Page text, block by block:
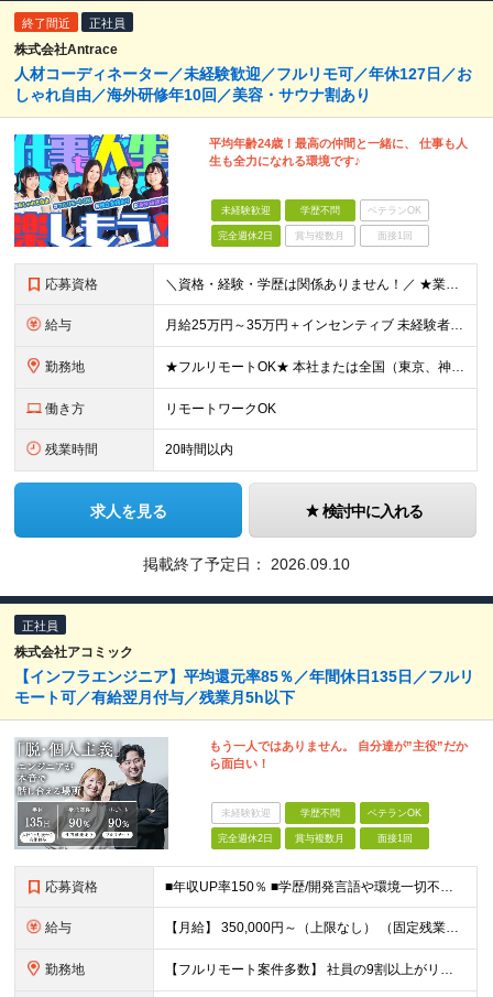
終了間近 正社員
株式会社Antrace
人材コーディネーター／未経験歓迎／フルリモ可／年休127日／お
しゃれ自由／海外研修年10回／美容・サウナ割あり
平均年齢24歳！最高の仲間と一緒に、 仕事も人
生も全力になれる環境です♪
未経験歓迎 学歴不問 ベテランOK
完全週休2日 賞与複数月 面接1回
応募資格 ＼資格・経験・学歴は関係ありません！／ ★業界・職種未経験歓迎！ ★第二新卒、既卒歓迎！ ★社会人未経験歓迎！ ―――――――――― こんな方におススメ！ ―――――――――― ◎ボードゲーム好き
給与 月給25万円～35万円＋インセンティブ 未経験者：月給25万円～＋インセンティブ 経験者：月給35万円～＋インセンティブ （※経験者は営業経験5年以上の方を想定） ※経験・スキルなどを考慮のうえ、
勤務地 ★フルリモートOK★ 本社または全国（東京、神奈川、千葉、埼玉、大阪）にあるオフィスの利用も可能です！ ＜本社住所＞ 東京都豊島区南池袋1-16-15リージャス5階 ＜大阪支社＞ 大阪府大阪市北区
働き方 リモートワークOK
残業時間 20時間以内
求人を見る 検討中に入れる
掲載終了予定日： 2026.09.10
正社員
株式会社アコミック
【インフラエンジニア】平均還元率85％／年間休日135日／フルリ
モート可／有給翌月付与／残業月5h以下
もう一人ではありません。 自分達が”主役”だか
ら面白い！
未経験歓迎 学歴不問 ベテランOK
完全週休2日 賞与複数月 面接1回
応募資格 ■年収UP率150％ ■学歴/開発言語や環境一切不問 ■第二新卒・既卒歓迎 ■経験浅め・ブランクがある方もOK！ 【必須条件】 インフラエンジニアの実務経験1年以上の方 ★PM/PLへのキャリアU
給与 【月給】 350,000円～（上限なし） （固定残業代20時間分16,600円～を含む） ∟経験やスキルにより、決定いたします。 ∟みなし残業代は、時間外労働の有無に関わらず支給します ∟20時間を超
勤務地 【フルリモート案件多数】 社員の9割以上がリモートワークを導入！ 【勤務地】 自宅／本社オフィス／大阪支社／東京23区内のプロジェクト先への勤務 ・プロジェクト先は、居住地やご自身の希望等を考慮の上